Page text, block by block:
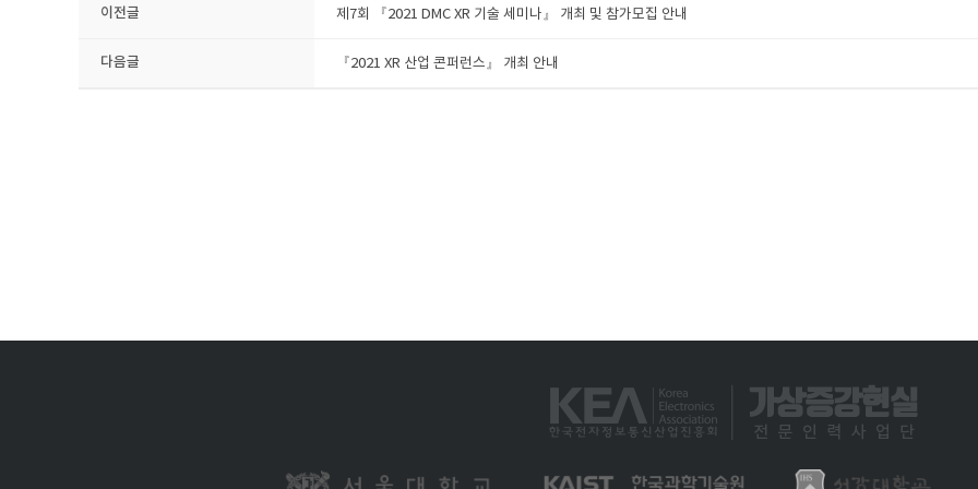
이전글 제7회 『2021 DMC XR 기술 세미나』 개최 및 참가모집 안내
다음글 『2021 XR 산업 콘퍼런스』 개최 안내